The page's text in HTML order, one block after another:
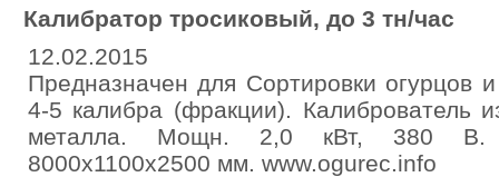
Калибратор тросиковый, до 3 тн/час
12.02.2015
Предназначен для Сортировки огурцов
4-5 калибра (фракции). Калиброватель
металла. Мощн. 2,0 кВт, 380 В.
8000х1100х2500 мм. www.ogurec.info